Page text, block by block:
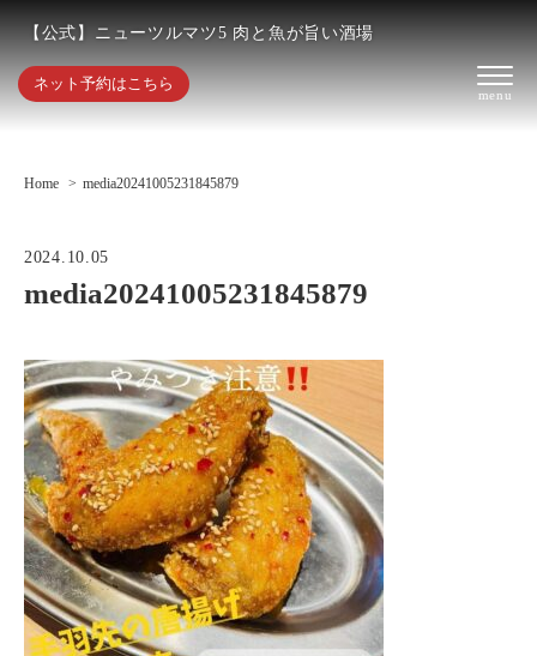
【公式】ニューツルマツ5 肉と魚が旨い酒場
ネット予約はこちら
Home media20241005231845879
2024.10.05
media20241005231845879